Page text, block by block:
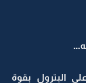
البترول بقوة